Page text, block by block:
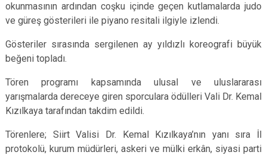
okunmasının ardından coşku içinde geçen kutlamalarda judo
ve güreş gösterileri ile piyano resitali ilgiyle izlendi.
Gösteriler sırasında sergilenen ay yıldızlı koreografi büyük
beğeni topladı.
Tören programı kapsamında ulusal ve uluslararası
yarışmalarda dereceye giren sporculara ödülleri Vali Dr. Kemal
Kızılkaya tarafından takdim edildi.
Törenlere; Siirt Valisi Dr. Kemal Kızılkaya’nın yanı sıra İl
protokolü, kurum müdürleri, askeri ve mülki erkân, siyasi parti